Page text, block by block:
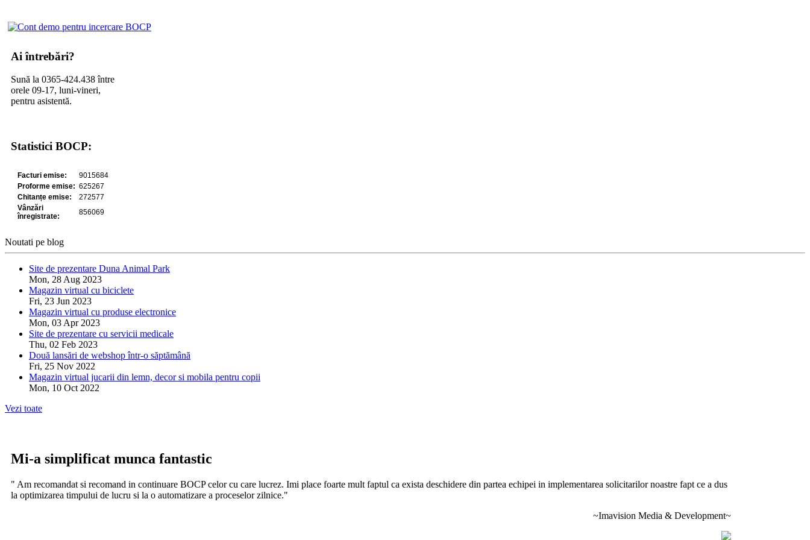
Ai întrebări?
Sună la 0365-424.438 între
orele 09-17, luni-vineri,
pentru asistentă.
Statistici BOCP:
Noutati pe blog
Site de prezentare Duna Animal Park
Mon, 28 Aug 2023
Magazin virtual cu biciclete
Fri, 23 Jun 2023
Magazin virtual cu produse electronice
Mon, 03 Apr 2023
Site de prezentare cu servicii medicale
Thu, 02 Feb 2023
Două lansări de webshop într-o săptămână
Fri, 25 Nov 2022
Magazin virtual jucarii din lemn, decor si mobila pentru copii
Mon, 10 Oct 2022
Vezi toate
Mi-a simplificat munca fantastic
" Am recomandat si recomand in continuare BOCP celor cu care lucrez. Imi place foarte mult faptul ca exista deschidere din partea echipei in implementarea solicitarilor noastre fapt ce a dus
la optimizarea timpului de lucru si la o automatizare a proceselor zilnice."
~Imavision Media & Development~